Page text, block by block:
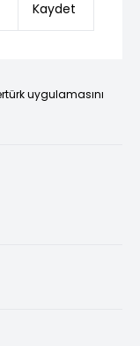
Kaydet
uygulamasını